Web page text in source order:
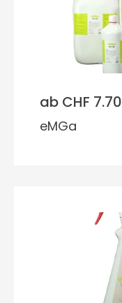
ab CHF 7.70
eMGa